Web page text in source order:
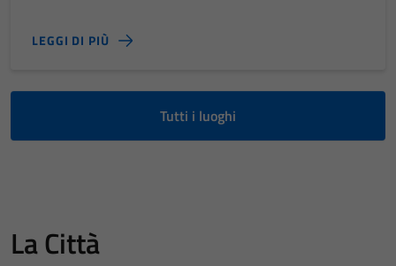
LEGGI DI PIÙ
Tutti i luoghi
La Città